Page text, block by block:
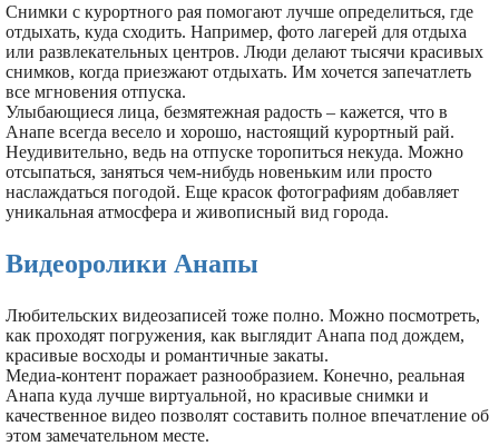
Снимки с курортного рая помогают лучше определиться, где
отдыхать, куда сходить. Например, фото лагерей для отдыха
или развлекательных центров. Люди делают тысячи красивых
снимков, когда приезжают отдыхать. Им хочется запечатлеть
все мгновения отпуска.
Улыбающиеся лица, безмятежная радость – кажется, что в
Анапе всегда весело и хорошо, настоящий курортный рай.
Неудивительно, ведь на отпуске торопиться некуда. Можно
отсыпаться, заняться чем-нибудь новеньким или просто
наслаждаться погодой. Еще красок фотографиям добавляет
уникальная атмосфера и живописный вид города.
Видеоролики Анапы
Любительских видеозаписей тоже полно. Можно посмотреть,
как проходят погружения, как выглядит Анапа под дождем,
красивые восходы и романтичные закаты.
Медиа-контент поражает разнообразием. Конечно, реальная
Анапа куда лучше виртуальной, но красивые снимки и
качественное видео позволят составить полное впечатление об
этом замечательном месте.